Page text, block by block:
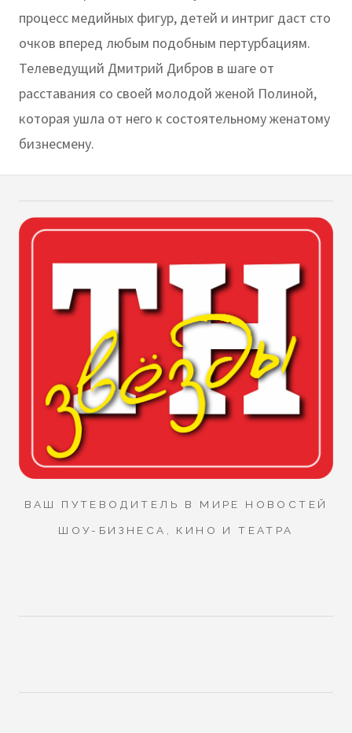
процесс медийных фигур, детей и интриг даст сто
очков вперед любым подобным пертурбациям.
Телеведущий Дмитрий Дибров в шаге от
расставания со своей молодой женой Полиной,
которая ушла от него к состоятельному женатому
бизнесмену.
ВАШ ПУТЕВОДИТЕЛЬ В МИРЕ НОВОСТЕЙ
ШОУ-БИЗНЕСА, КИНО И ТЕАТРА